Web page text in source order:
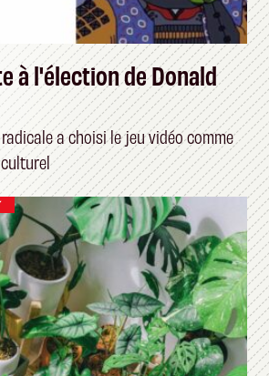
à l'élection de Donald
a choisi le jeu vidéo comme